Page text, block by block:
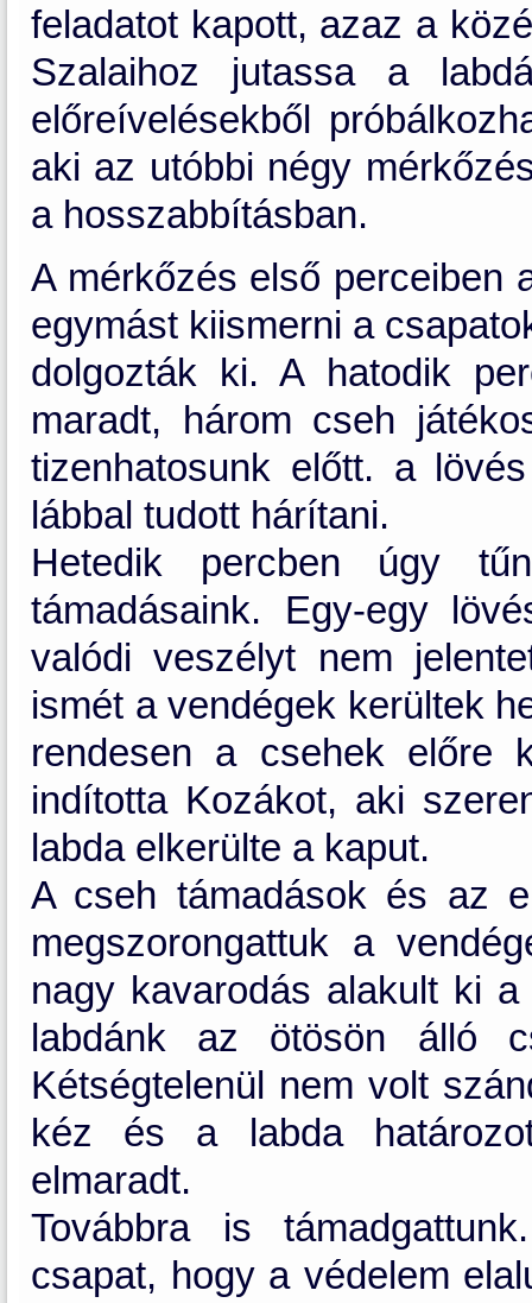
feladatot kapott, azaz a
Szalaihoz jutassa a
előreívelésekből
aki az utóbbi négy
a hosszabbításban.
A mérkőzés első perceiben
egymást kiismerni a
dolgozták ki. A hatodik
maradt, három cseh
tizenhatosunk előtt. a
lábbal tudott hárítani.
Hetedik percben úgy
támadásaink. Egy-egy
valódi veszélyt nem
ismét a vendégek kerültek
rendesen a csehek előre
indította Kozákot, aki
labda elkerülte a kaput.
A cseh támadások és az
megszorongattuk a
nagy kavarodás alakult ki
labdánk az ötösön álló
Kétségtelenül nem volt
kéz és a labda
elmaradt.
Továbbra is
csapat, hogy a védelem